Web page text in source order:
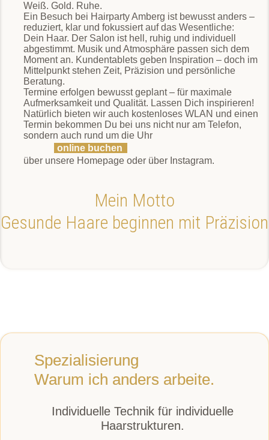
Weiß. Gold. Ruhe.
Ein Besuch bei Hairparty Amberg ist bewusst anders –
reduziert, klar und fokussiert auf das Wesentliche:
Dein Haar. Der Salon ist hell, ruhig und individuell
abgestimmt. Musik und Atmosphäre passen sich dem
Moment an. Kundentablets geben Inspiration – doch im
Mittelpunkt stehen Zeit, Präzision und persönliche
Beratung.
Termine erfolgen bewusst geplant – für maximale
Aufmerksamkeit und Qualität. Lassen Dich inspirieren!
Natürlich bieten wir auch kostenloses WLAN und einen
Termin bekommen Du bei uns nicht nur am Telefon,
sondern auch rund um die Uhr
online buchen
über unsere Homepage oder über Instagram.
Mein Motto
Gesunde Haare beginnen mit Präzision
Spezialisierung
Warum ich anders arbeite.
Individuelle Technik für individuelle
Haarstrukturen.